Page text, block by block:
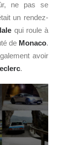
ne pas se
un rendez-
qui roule à
de Monaco.
avoir
.